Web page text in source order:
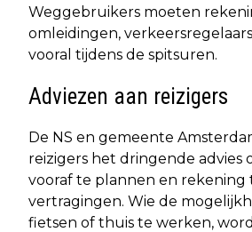
Weggebruikers moeten
omleidingen,
vooral tijdens de spitsuren.
Adviezen aan reizigers
De NS en gemeente
reizigers het dringende advies
vooraf te plannen en
vertragingen. Wie de
fietsen of thuis te werken,